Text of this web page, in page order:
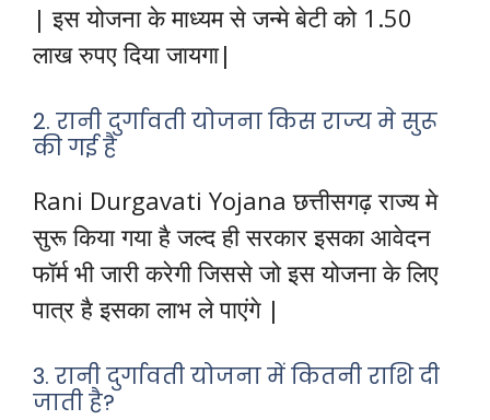
| इस योजना के माध्यम से जन्मे बेटी को 1.50
लाख रुपए दिया जायगा|
2. रानी दुर्गावती योजना किस राज्य मे सुरू
की गई है
Rani Durgavati Yojana छत्तीसगढ़ राज्य मे
सुरू किया गया है जल्द ही सरकार इसका आवेदन
फॉर्म भी जारी करेगी जिससे जो इस योजना के लिए
पात्र है इसका लाभ ले पाएंगे |
3. रानी दुर्गावती योजना में कितनी राशि दी
जाती है?